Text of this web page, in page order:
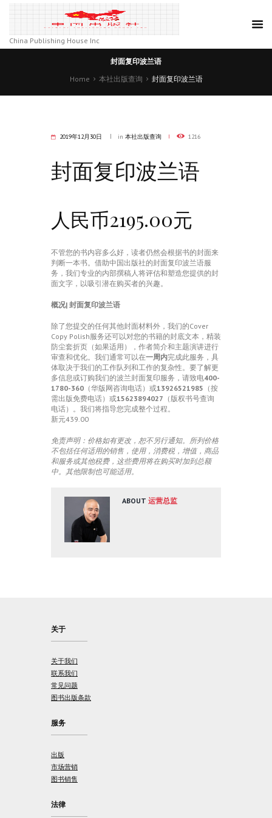
China Publishing House Inc
封面复印波兰语
Home
本社出版查询 封面复印波兰语
2019年12月30日 in 本社出版查询 1216
封面复印波兰语
人民币2195.00元
不管您的书内容多么好，读者仍然会根据书的封面来
判断一本书。借助中国出版社的封面复印波兰语服
务，我们专业的内部撰稿人将评估和塑造您提供的封
面文字，以吸引潜在购买者的兴趣。
概况| 封面复印波兰语
除了您提交的任何其他封面材料外，我们的Cover
Copy Polish服务还可以对您的书籍的封底文本，精装
防尘套折页（如果适用），作者简介和主题演讲进行
审查和优化。我们通常可以在一周内完成此服务，具
体取决于我们的工作队列和工作的复杂性。要了解更
多信息或订购我们的波兰封面复印服务，请致电400-
1780-360 （华版网咨询电话）或13926521985 （按
需出版免费电话）或15623894027 （版权书号查询
电话）。我们将指导您完成整个过程。
新元439.00
免责声明：价格如有更改，恕不另行通知。所列价格
不包括任何适用的销售，使用，消费税，增值，商品
和服务或其他税费，这些费用将在购买时加到总额
中。其他限制也可能适用。
ABOUT运营总监
关于
关于我们
联系我们
常见问题
图书出版条款
服务
出版
市场营销
图书销售
法律